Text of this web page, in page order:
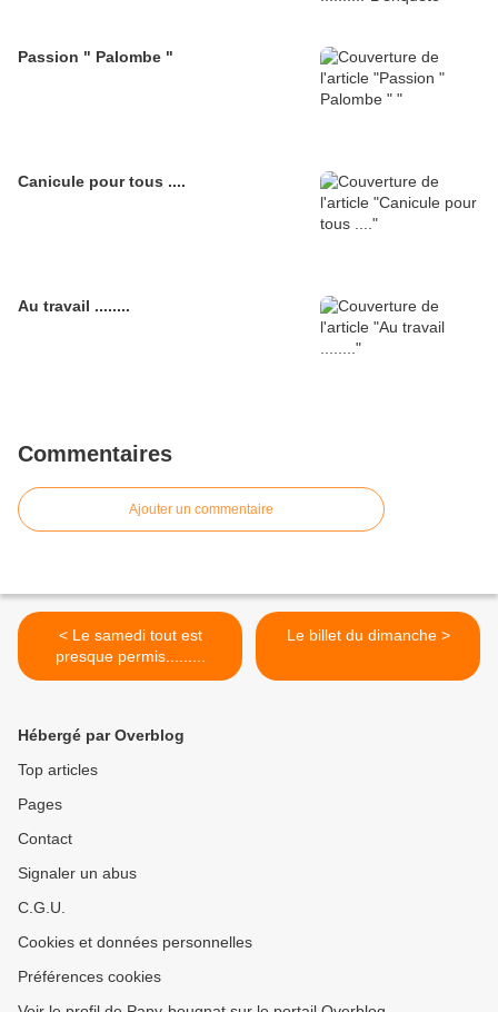
Passion " Palombe "
Canicule pour tous ....
Au travail ........
Commentaires
Ajouter un commentaire
< Le samedi tout est
presque permis.........
Le billet du dimanche >
Hébergé par Overblog
Top articles
Pages
Contact
Signaler un abus
C.G.U.
Cookies et données personnelles
Préférences cookies